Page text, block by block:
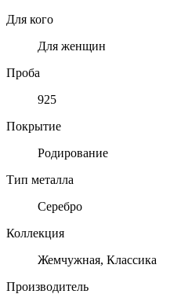
Для кого
Для женщин
Проба
925
Покрытие
Родирование
Тип металла
Серебро
Коллекция
Жемчужная, Классика
Производитель